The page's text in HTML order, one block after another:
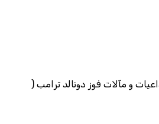
و مآلات فوز دونالد ترامب (